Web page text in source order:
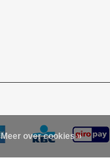
Meer over cookies »